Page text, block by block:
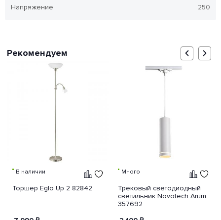
Напряжение
250
Рекомендуем
В наличии
Торшер Eglo Up 2 82842
Много
Трековый светодиодный
светильник Novotech Arum
357692